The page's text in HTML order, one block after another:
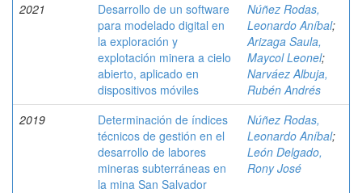
2021
Desarrollo de un software
para modelado digital en
la exploración y
explotación minera a cielo
abierto, aplicado en
dispositivos móviles
Núñez Rodas,
Leonardo Aníbal;
Arizaga Saula,
Maycol Leonel;
Narváez Albuja,
Rubén Andrés
2019
Determinación de índices
técnicos de gestión en el
desarrollo de labores
mineras subterráneas en
la mina San Salvador
Núñez Rodas,
Leonardo Aníbal;
León Delgado,
Rony José